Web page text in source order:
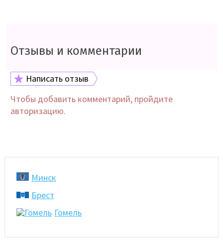
Отзывы и комментарии
Написать отзыв
Чтобы добавить комментарий, пройдите
авторизацию.
Минск
Брест
Гомель